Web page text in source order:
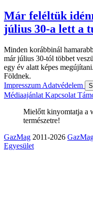
Már feléltük
július 30-a lett a
Minden korábbinál
már július 30-tól többet
egy év alatt képes
Földnek.
Impresszum Adatvédelem
Médiaajánlat Kapcsolat
Mielőtt kinyomtatja a
természetre!
GazMag 2011-2026
Egyesület